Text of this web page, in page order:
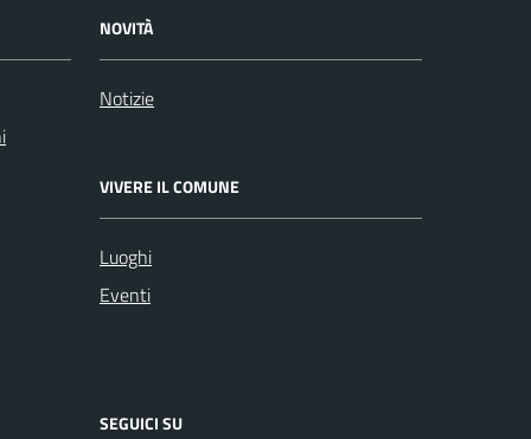
NOVITÀ
Notizie
VIVERE IL COMUNE
Luoghi
Eventi
SEGUICI SU